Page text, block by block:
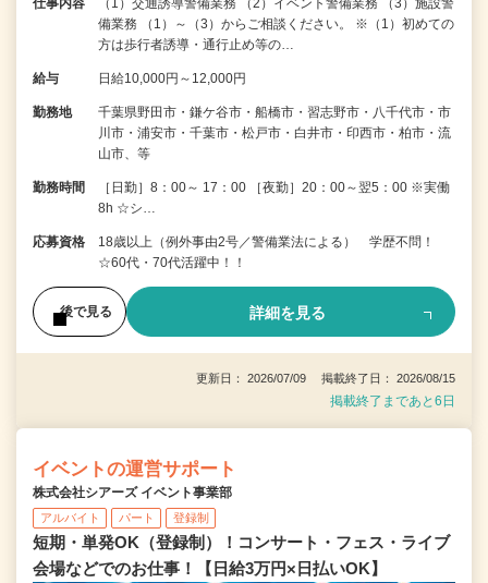
仕事内容
（1）交通誘導警備業務 （2）イベント警備業務 （3）施設警
備業務 （1）～（3）からご相談ください。 ※（1）初めての
方は歩行者誘導・通行止め等の…
給与 日給10,000円～12,000円
勤務地
千葉県野田市・鎌ケ谷市・船橋市・習志野市・八千代市・市
川市・浦安市・千葉市・松戸市・白井市・印西市・柏市・流
山市、等
勤務時間
［日勤］8：00～ 17：00 ［夜勤］20：00～翌5：00 ※実働
8h ☆シ…
応募資格
18歳以上（例外事由2号／警備業法による） 学歴不問！
☆60代・70代活躍中！！
後で見る 詳細を見る
更新日： 2026/07/09 掲載終了日： 2026/08/15
掲載終了まであと6日
イベントの運営サポート
株式会社シアーズ イベント事業部
アルバイト パート 登録制
短期・単発OK（登録制）！コンサート・フェス・ライブ
会場などでのお仕事！【日給3万円×日払いOK】